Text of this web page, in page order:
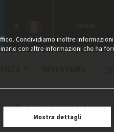
Condividiamo inoltre
con altre informazioni che ha
Mostra dettagli
griffe autocentrante di precisione